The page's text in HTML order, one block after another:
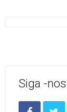
Siga -nos